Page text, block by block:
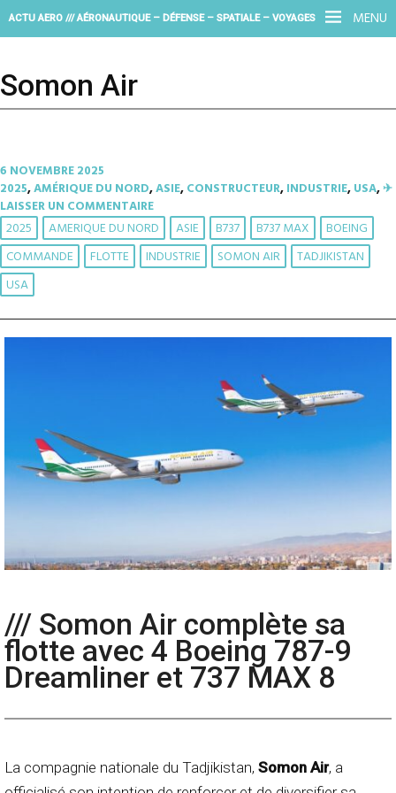
MENU
ACTU AERO /// AÉRONAUTIQUE – DÉFENSE – SPATIALE – VOYAGES
Somon Air
6 NOVEMBRE 2025
2025,AMÉRIQUE DU NORD,ASIE,CONSTRUCTEUR,INDUSTRIE,USA,✈︎
LAISSER UN COMMENTAIRE
2025 AMERIQUE DU NORD ASIE B737 B737 MAX
BOEING
COMMANDE
FLOTTE INDUSTRIE SOMON AIR
TADJIKISTAN
USA
/// Somon Air complète sa
flotte avec 4 Boeing 787-9
Dreamliner et 737 MAX 8
La compagnie nationale du Tadjikistan, Somon Air, a